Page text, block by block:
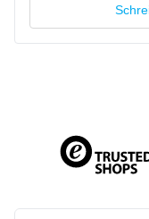
Satz mit drei
Geeignet zum
Gute Absorption
Entfernt Schmutz
Hergestellt aus
480 g/m²